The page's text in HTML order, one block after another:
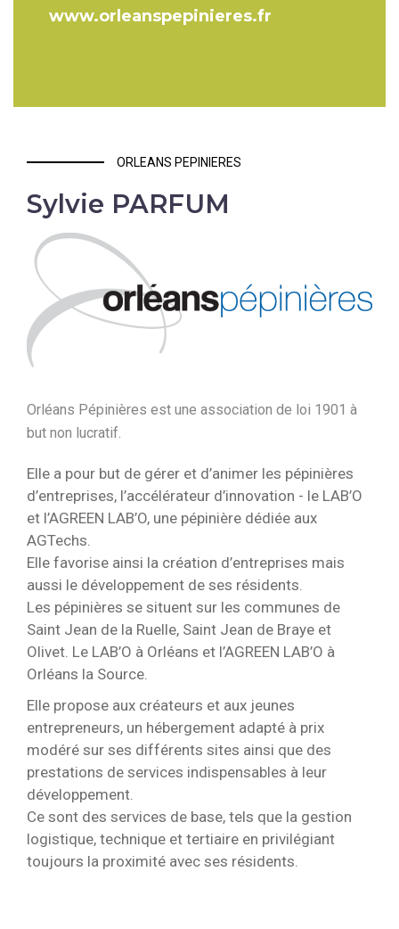
www.orleanspepinieres.fr
ORLEANS PEPINIERES
Sylvie PARFUM
Orléans Pépinières est une association de loi 1901 à
but non lucratif.
Elle a pour but de gérer et d’animer les pépinières
d’entreprises, l’accélérateur d’innovation - le LAB’O
et l’AGREEN LAB’O, une pépinière dédiée aux
AGTechs.
Elle favorise ainsi la création d’entreprises mais
aussi le développement de ses résidents.
Les pépinières se situent sur les communes de
Saint Jean de la Ruelle, Saint Jean de Braye et
Olivet. Le LAB’O à Orléans et l’AGREEN LAB’O à
Orléans la Source.
Elle propose aux créateurs et aux jeunes
entrepreneurs, un hébergement adapté à prix
modéré sur ses différents sites ainsi que des
prestations de services indispensables à leur
développement.
Ce sont des services de base, tels que la gestion
logistique, technique et tertiaire en privilégiant
toujours la proximité avec ses résidents.